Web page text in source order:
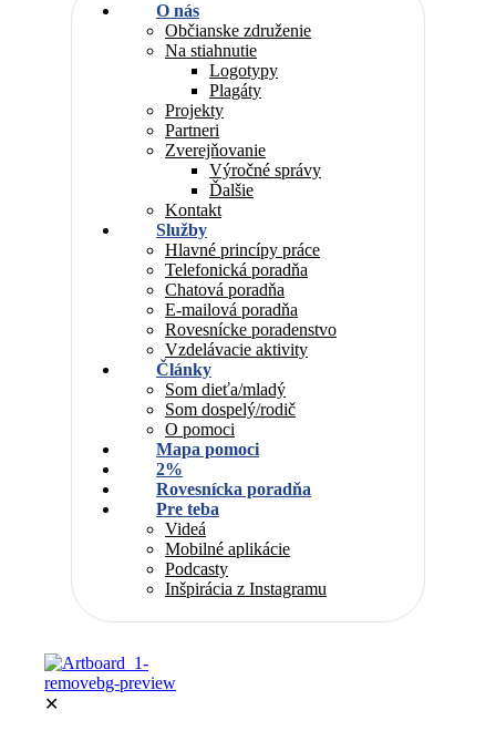
O nás
Občianske združenie
Na stiahnutie
Logotypy
Plagáty
Projekty
Partneri
Zverejňovanie
Výročné správy
Ďalšie
Kontakt
Služby
Hlavné princípy práce
Telefonická poradňa
Chatová poradňa
E-mailová poradňa
Rovesnícke poradenstvo
Vzdelávacie aktivity
Články
Som dieťa/mladý
Som dospelý/rodič
O pomoci
Mapa pomoci
2%
Rovesnícka poradňa
Pre teba
Videá
Mobilné aplikácie
Podcasty
Inšpirácia z Instagramu
✕